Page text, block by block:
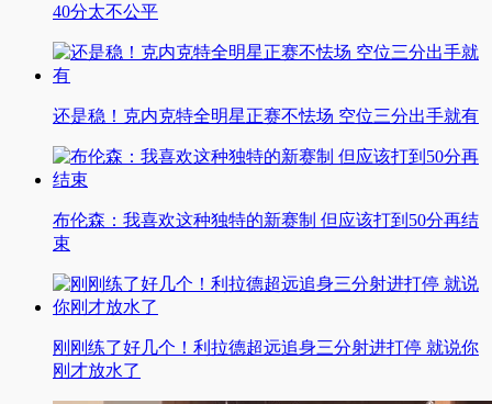
40分太不公平
还是稳！克内克特全明星正赛不怯场 空位三分出手就有
布伦森：我喜欢这种独特的新赛制 但应该打到50分再结
束
刚刚练了好几个！利拉德超远追身三分射进打停 就说你
刚才放水了